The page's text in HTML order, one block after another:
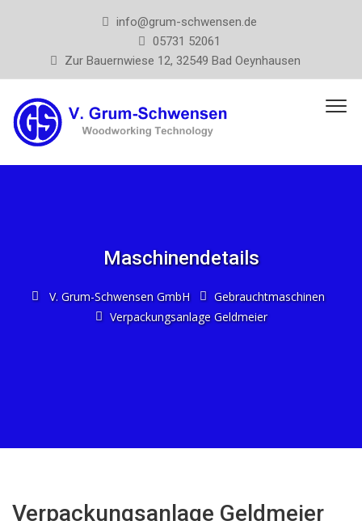
info@grum-schwensen.de
05731 52061
Zur Bauernwiese 12, 32549 Bad Oeynhausen
Maschinendetails
V. Grum-Schwensen GmbH
Gebrauchtmaschinen
Verpackungsanlage Geldmeier
Verpackungsanlage Geldmeier